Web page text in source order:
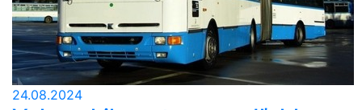
24.08.2024